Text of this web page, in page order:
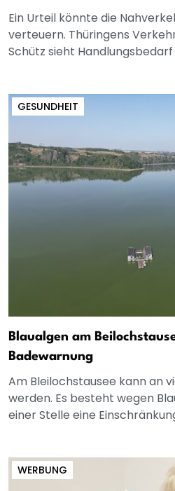
Ein Urteil könnte die
verteuern. Thüringens
Schütz sieht Handlungsbedarf
GESUNDHEIT
Blaualgen am
Badewarnung
Am Bleilochstausee kann an
werden. Es besteht wegen
einer Stelle eine
WERBUNG